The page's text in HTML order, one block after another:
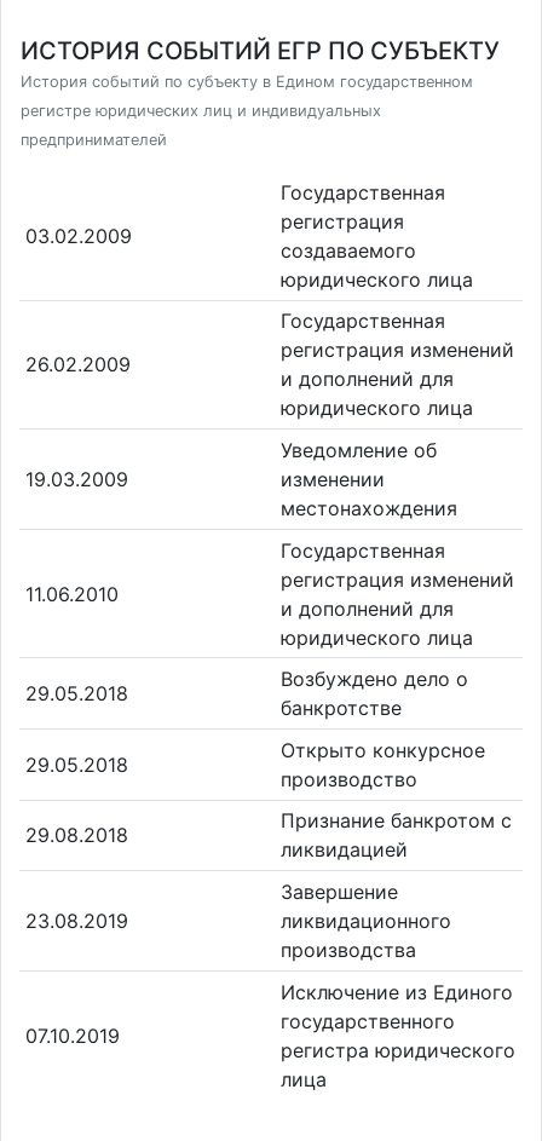
ИСТОРИЯ СОБЫТИЙ ЕГР ПО СУБЪЕКТУ
История событий по субъекту в Едином государственном
регистре юридических лиц и индивидуальных
предпринимателей
03.02.2009
Государственная
регистрация
создаваемого
юридического лица
26.02.2009
Государственная
регистрация изменений
и дополнений для
юридического лица
19.03.2009
Уведомление об
изменении
местонахождения
11.06.2010
Государственная
регистрация изменений
и дополнений для
юридического лица
29.05.2018
Возбуждено дело о
банкротстве
29.05.2018
Открыто конкурсное
производство
29.08.2018
Признание банкротом с
ликвидацией
23.08.2019
Завершение
ликвидационного
производства
07.10.2019
Исключение из Единого
государственного
регистра юридического
лица